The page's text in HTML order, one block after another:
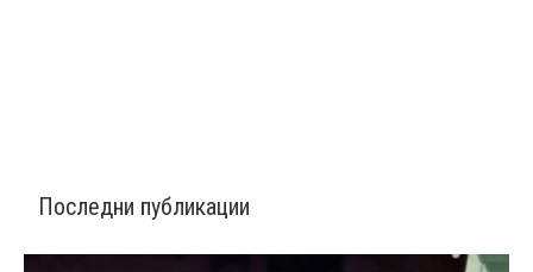
Последни публикации